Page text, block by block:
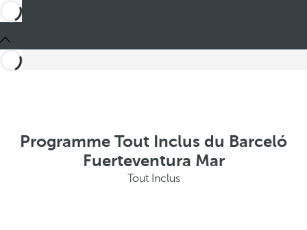
Programme Tout Inclus du Barceló
Fuerteventura Mar
Tout Inclus